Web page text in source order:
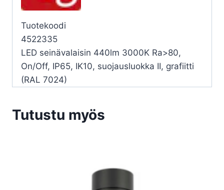
Tuotekoodi
4522335
LED seinävalaisin 440lm 3000K Ra>80,
On/Off, IP65, IK10, suojausluokka II, grafiitti
(RAL 7024)
Tutustu myös